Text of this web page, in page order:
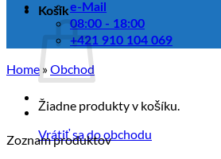
Košík
Žiadne produkty v košíku.
Vrátiť sa do obchodu
e-Mail
08:00 - 18:00
+421 910 104 069
Home »Obchod
Zoznam produktov